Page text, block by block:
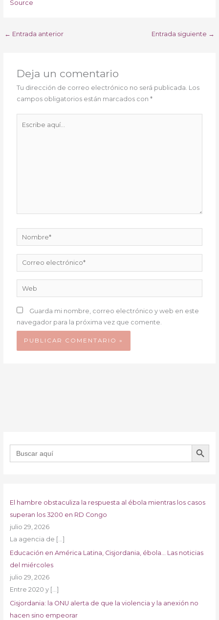
Source
← Entrada anterior Entrada siguiente →
Deja un comentario
Tu dirección de correo electrónico no será publicada. Los
campos obligatorios están marcados con*
Nombre*
Correo
electrónico*
Web
Guarda mi nombre, correo electrónico y web en este
navegador para la próxima vez que comente.
Buscar: BOTÓN DE
El hambre obstaculiza la respuesta al ébola mientras los casos
superan los 3200 en RD Congo
julio 29, 2026
La agencia de […]
Educación en América Latina, Cisjordania, ébola… Las noticias
del miércoles
julio 29, 2026
Entre 2020 y […]
Cisjordania: la ONU alerta de que la violencia y la anexión no
hacen sino empeorar